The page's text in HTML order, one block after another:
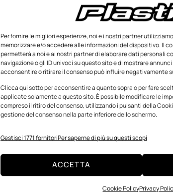
Per fornire le migliori esperienze, noi e i nostri partner
memorizzare e/o accedere alle informazioni del dispositivo. Il
permetterà a noi e ai nostri partner di elaborare dati personali
navigazione o gli ID univoci su questo sito e di mostrare
acconsentire o ritirare il consenso può influire negativamente
Clicca qui sotto per acconsentire a quanto sopra o per fare
applicate solamente a questo sito. È possibile modificare le
compreso il ritiro del consenso, utilizzando i pulsanti della
gestione del consenso nella parte inferiore dello schermo.
Gestisci 1771 fornitoriPer saperne di più su questi scopi
ACCETTA
Cookie PolicyPrivacy